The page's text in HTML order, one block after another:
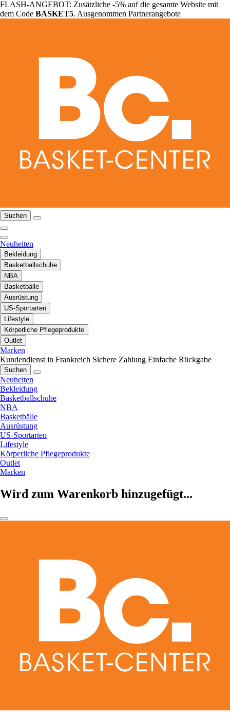
FLASH-ANGEBOT: Zusätzliche -5% auf die gesamte Website mit
dem Code BASKET5. Ausgenommen Partnerangebote
Suchen
Neuheiten
Bekleidung
Basketballschuhe
NBA
Basketbälle
Ausrüstung
US-Sportarten
Lifestyle
Körperliche Pflegeprodukte
Outlet
Marken
Kundendienst in Frankreich Sichere Zahlung Einfache Rückgabe
Suchen
Neuheiten
Bekleidung
Basketballschuhe
NBA
Basketbälle
Ausrüstung
US-Sportarten
Lifestyle
Körperliche Pflegeprodukte
Outlet
Marken
Wird zum Warenkorb hinzugefügt...